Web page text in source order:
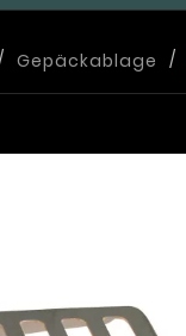
Gepäckablage